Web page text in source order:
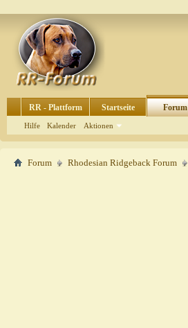
RR - Plattform Startseite Forum
Hilfe Kalender Aktionen
Forum Rhodesian Ridgeback Forum